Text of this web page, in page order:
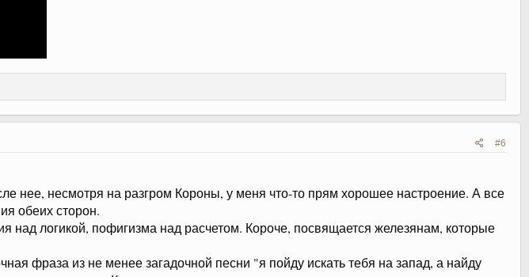
#6
нее, несмотря на разгром Короны, у меня что-то прям хорошее настроение. А все
обеих сторон.
логикой, пофигизма над расчетом. Короче, посвящается железянам, которые
фраза из не менее загадочной песни "я пойду искать тебя на запад, а найду